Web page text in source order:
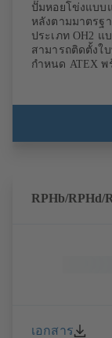
ปั๊มหอยโข่งแบบ
หลังตามมาตรฐ
ประเภท OH2 แ
สามารถติดตั้งใ
กำหนด ATEX พ
RPHb/RPHd/
เอกสาร